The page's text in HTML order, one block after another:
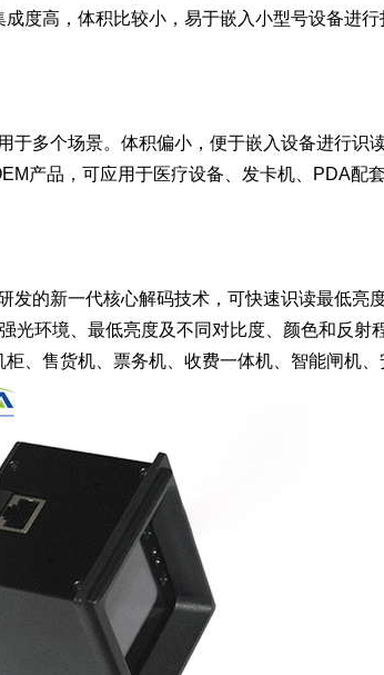
度高，体积比较小，易于嵌入小型号设备进行
多个场景。体积偏小，便于嵌入设备进行识
产品，可应用于医疗设备、发卡机、PDA配
的新一代核心解码技术，可快速识读最低亮
环境、最低亮度及不同对比度、颜色和反射
、售货机、票务机、收费一体机、智能闸机